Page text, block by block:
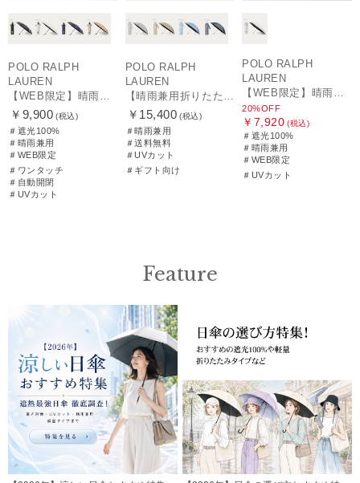
POLO RALPH
LAUREN
￥9,900 (税込)
＃遮光100%
＃晴雨兼用
＃WEB限定
＃ワンタッチ
＃自動開閉
＃UVカット
POLO RALPH
LAUREN
￥15,400 (税込)
＃晴雨兼用
＃送料無料
＃UVカット
＃ギフト向け
POLO RALPH
LAUREN
20%OFF
￥7,920 (税込)
＃遮光100%
＃晴雨兼用
＃WEB限定
＃UVカット
Feature